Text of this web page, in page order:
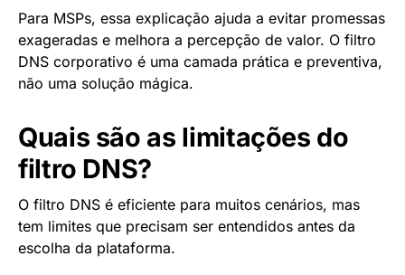
Para MSPs, essa explicação ajuda a evitar promessas
exageradas e melhora a percepção de valor. O filtro
DNS corporativo é uma camada prática e preventiva,
não uma solução mágica.
Quais são as limitações do
filtro DNS?
O filtro DNS é eficiente para muitos cenários, mas
tem limites que precisam ser entendidos antes da
escolha da plataforma.